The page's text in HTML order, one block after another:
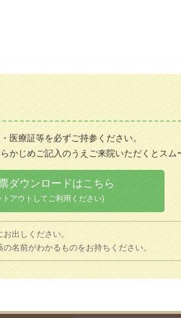
医療証等を必ずご持参ください。
かじめご記入のうえご来院いただくとスム
ダウンロードはこちら
トアウトしてご利用ください)
出しください。
名前がわかるものをお持ちください。